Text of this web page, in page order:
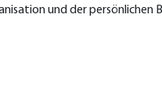
und der persönlichen